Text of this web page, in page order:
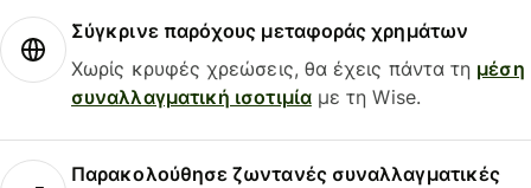
Σύγκρινε παρόχους μεταφοράς χρημάτων
Χωρίς κρυφές χρεώσεις, θα έχεις πάντα τη μέση
συναλλαγματική ισοτιμίαμε τη Wise.
Παρακολούθησε ζωντανές συναλλαγματικές